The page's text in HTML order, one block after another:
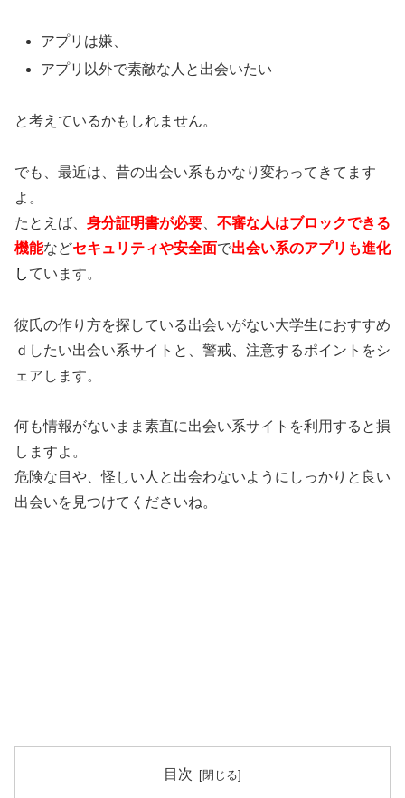
アプリは嫌、
アプリ以外で素敵な人と出会いたい
と考えているかもしれません。
でも、最近は、昔の出会い系もかなり変わってきてます
よ。
たとえば、 身分証明書が必要
不審な人はブロックできる
機能などセキュリティや安全面で出会い系のアプリも進化
しています。
彼氏の作り方を探している出会いがない大学生におすすめ
ｄしたい出会い系サイトと、警戒、注意するポイントをシ
ェアします。
何も情報がないまま素直に出会い系サイトを利用すると損
しますよ。
危険な目や、怪しい人と出会わないようにしっかりと良い
出会いを見つけてくださいね。
目次